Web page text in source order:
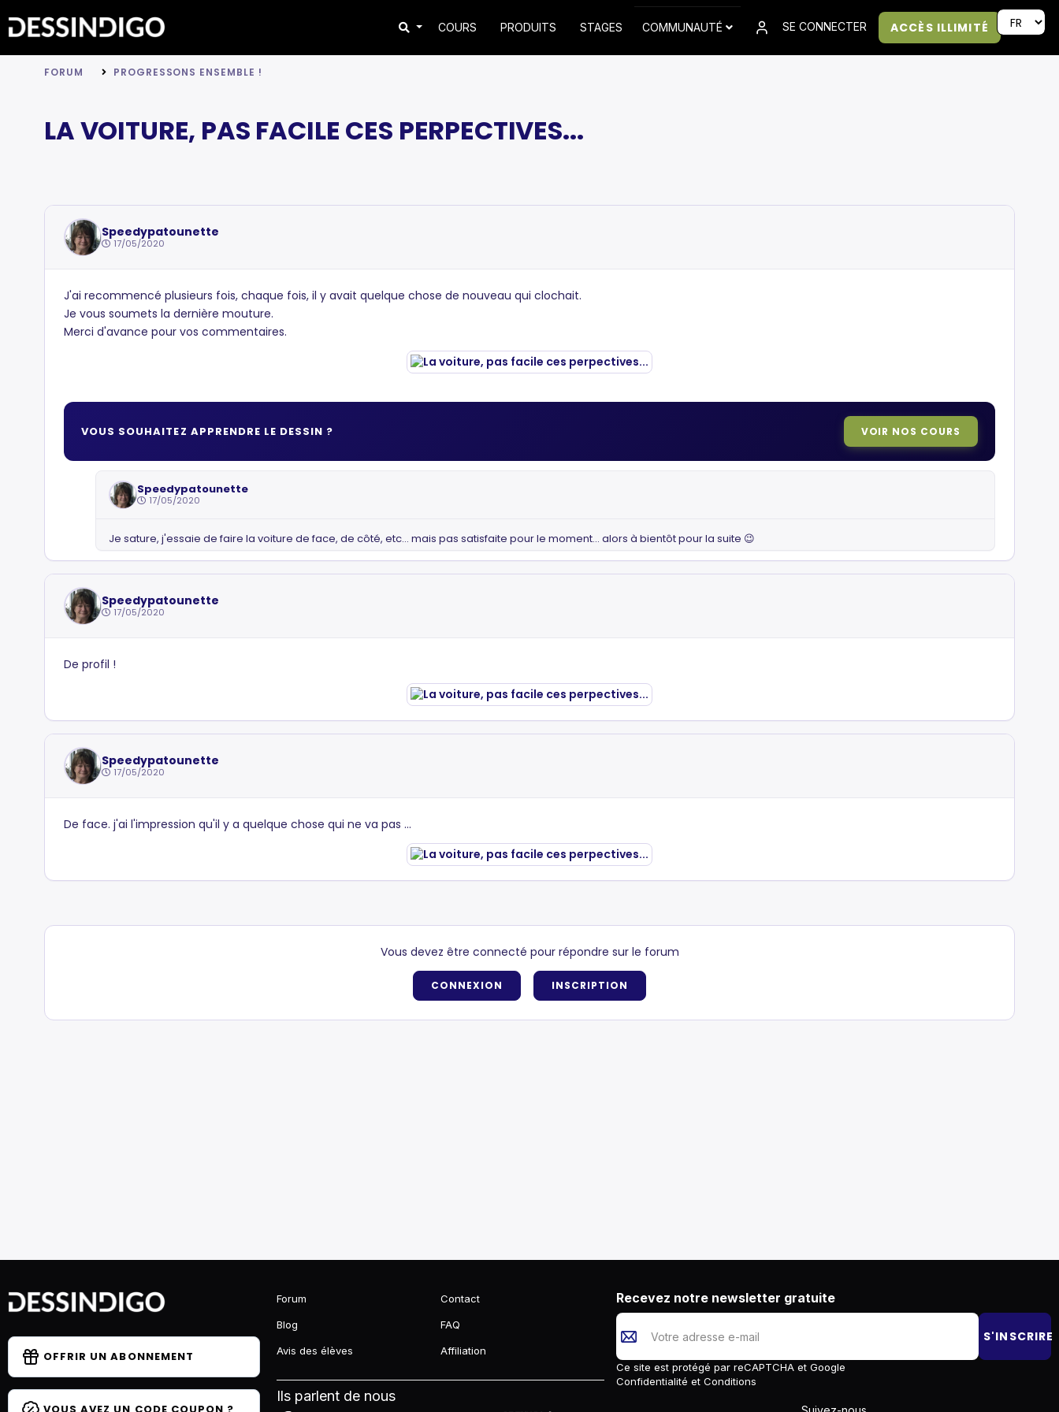
COURS PRODUITS STAGES COMMUNAUTÉ SE CONNECTER ACCÈS ILLIMITÉ
FORUM PROGRESSONS ENSEMBLE !
LA VOITURE, PAS FACILE CES PERPECTIVES...
Speedypatounette
17/05/2020
J'ai recommencé plusieurs fois, chaque fois, il y avait quelque chose de nouveau qui clochait.
Je vous soumets la dernière mouture.
Merci d'avance pour vos commentaires.
VOUS SOUHAITEZ APPRENDRE LE DESSIN ? VOIR NOS COURS
Speedypatounette
17/05/2020
Je sature, j'essaie de faire la voiture de face, de côté, etc... mais pas satisfaite pour le moment... alors à bientôt pour la suite 😉
Speedypatounette
17/05/2020
De profil !
Speedypatounette
17/05/2020
De face. j'ai l'impression qu'il y a quelque chose qui ne va pas ...
Vous devez être connecté pour répondre sur le forum
CONNEXION INSCRIPTION
OFFRIR UN ABONNEMENT
VOUS AVEZ UN CODE COUPON ?
Forum
Blog
Avis des élèves
Contact
FAQ
Affiliation
Ils parlent de nous
Recevez notre newsletter gratuite
S'INSCRIRE
Ce site est protégé par reCAPTCHA et Google
Confidentialitéet Conditions